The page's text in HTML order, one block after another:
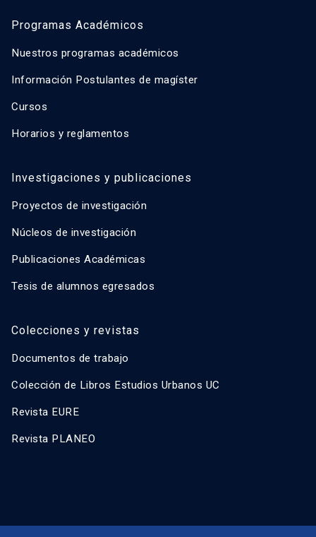
Programas Académicos
Nuestros programas académicos
Información Postulantes de magíster
Cursos
Horarios y reglamentos
Investigaciones y publicaciones
Proyectos de investigación
Núcleos de investigación
Publicaciones Académicas
Tesis de alumnos egresados
Colecciones y revistas
Documentos de trabajo
Colección de Libros Estudios Urbanos UC
Revista EURE
Revista PLANEO